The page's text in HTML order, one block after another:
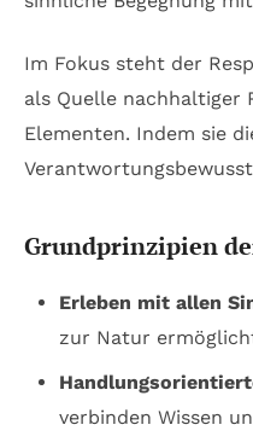
Im Fokus steht der
als Quelle nachhaltiger
Elementen. Indem sie
Grundprinzipien
Erleben mit allen
zur Natur
verbinden Wissen